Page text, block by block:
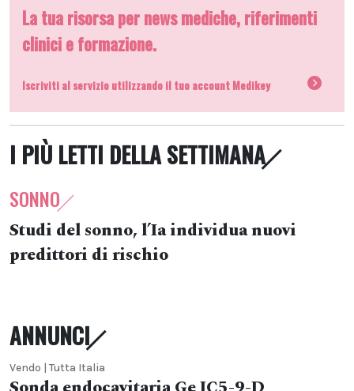
La tua risorsa per news mediche, riferimenti
clinici e formazione.
Iscriviti al servizio utilizzando il tuo account Medikey
I PIÙ LETTI DELLA SETTIMANA
SONNO
Studi del sonno, l’Ia individua nuovi
predittori di rischio
ANNUNCI
Vendo | Tutta Italia